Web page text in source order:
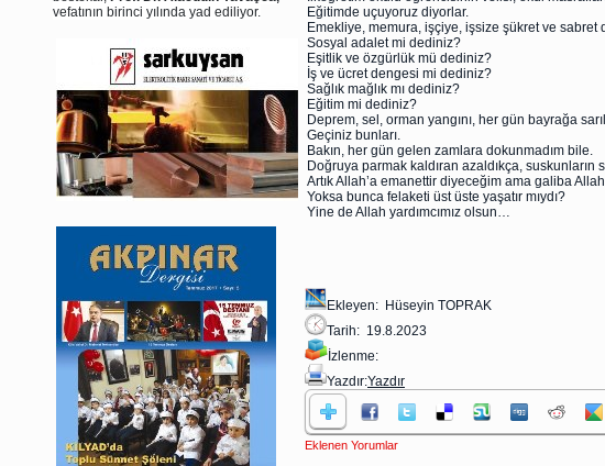
vefatının birinci yılında yad ediliyor.
Eğitimde uçuyoruz diyorlar.
Emekliye, memura, işçiye, işsize şükret ve sabret
Sosyal adalet mi dediniz?
Eşitlik ve özgürlük mü dediniz?
İş ve ücret dengesi mi dediniz?
Sağlık mağlık mı dediniz?
Eğitim mi dediniz?
Deprem, sel, orman yangını, her gün bayrağa
Geçiniz bunları.
Bakın, her gün gelen zamlara dokunmadım bile.
Doğruya parmak kaldıran azaldıkça, suskunların
Artık Allah’a emanettir diyeceğim ama galiba Allah
Yoksa bunca felaketi üst üste yaşatır mıydı?
Yine de Allah yardımcımız olsun…
Ekleyen: Hüseyin TOPRAK
Tarih: 19.8.2023
İzlenme:
Yazdır:Yazdır
Eklenen Yorumlar